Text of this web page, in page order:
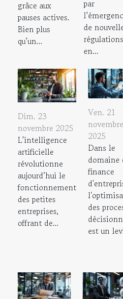
grâce aux
pauses actives.
Bien plus
qu’un...
par
de
régulations
en...
Dim. 23
novembre 2025
L’intelligence
artificielle
révolutionne
aujourd’hui le
fonctionnement
des petites
entreprises,
offrant de...
Ven. 21
novembre
2025
Dans le
domaine
finance
des
est un